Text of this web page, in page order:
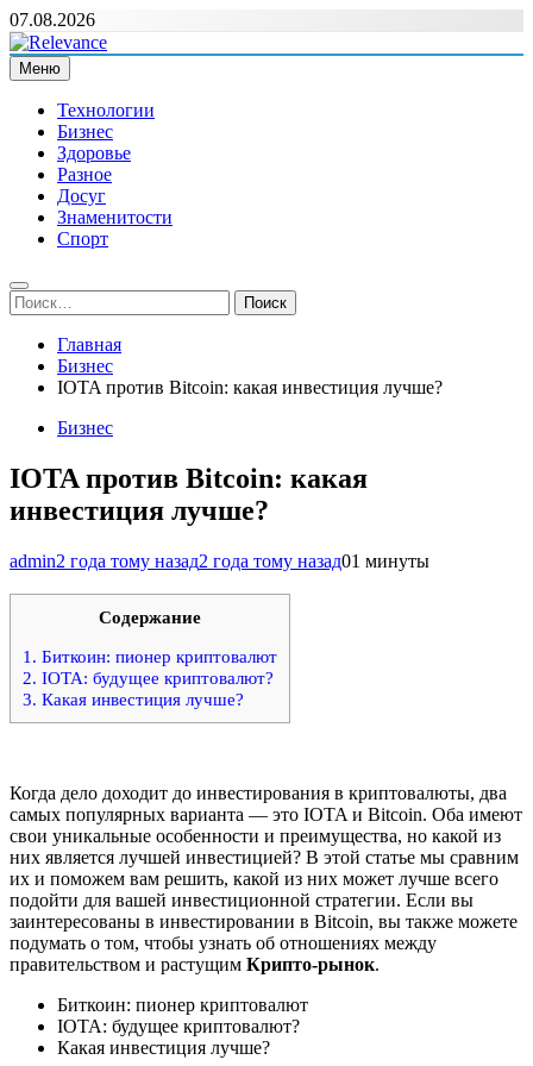
Перейти
к
содержимому
07.08.2026
Relevance
Релевантні новини — саме те, що вам потрібно
Меню
Технологии
Бизнес
Здоровье
Разное
Досуг
Знаменитости
Спорт
Найти:
Главная
Бизнес
IOTA против Bitcoin: какая инвестиция лучше?
Бизнес
IOTA против Bitcoin: какая
инвестиция лучше?
admin2 года тому назад2 года тому назад01 минуты
Содержание
1. Биткоин: пионер криптовалют
2. IOTA: будущее криптовалют?
3. Какая инвестиция лучше?
Когда дело доходит до инвестирования в криптовалюты, два
самых популярных варианта — это IOTA и Bitcoin. Оба имеют
свои уникальные особенности и преимущества, но какой из
них является лучшей инвестицией? В этой статье мы сравним
их и поможем вам решить, какой из них может лучше всего
подойти для вашей инвестиционной стратегии. Если вы
заинтересованы в инвестировании в Bitcoin, вы также можете
подумать о том, чтобы узнать об отношениях между
правительством и растущим Крипто-рынок.
Биткоин: пионер криптовалют
IOTA: будущее криптовалют?
Какая инвестиция лучше?